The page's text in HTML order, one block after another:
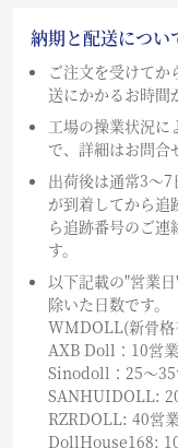
納期と配送につい
ご注文を受けてか
送にかかるお時間
工場の操業状況に
で、詳細はお問合
出荷後は通常3～
が到着してから追
ら追跡番号のご
す。
以下記載の"営業
除いた日数です。
WMDOLL(新骨格
AXB Doll：10営
Sinodoll：25〜35
SANHUIDOLL:
RZRDOLL: 40営
DollHouse168: